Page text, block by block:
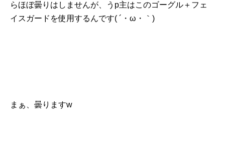
らほぼ曇りはしませんが、うp主はこのゴーグル＋フェ
イスガードを使用するんです( ´・ω・｀)
まぁ、曇りますw